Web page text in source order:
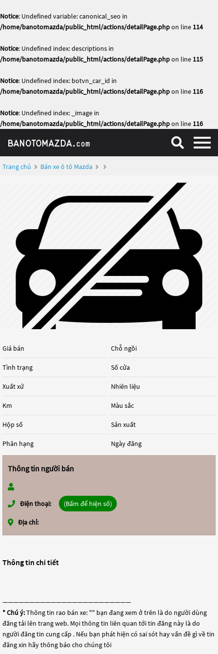
Notice: Undefined variable: canonical_seo in
/home/banotomazda/public_html/actions/detailPage.phpon line 114
Notice: Undefined index: descriptions in
/home/banotomazda/public_html/actions/detailPage.phpon line 115
Notice: Undefined index: botvn_car_id in
/home/banotomazda/public_html/actions/detailPage.phpon line 116
Notice: Undefined index: _image in
/home/banotomazda/public_html/actions/detailPage.phpon line 116
Trang chủ Bán xe ô tô Mazda
Giá bán
Tình trạng
Xuất xứ
Km
Hộp số
Phân hạng
Chỗ ngồi
Số cửa
Nhiên liệu
Màu sắc
Sản xuất
Ngày đăng
Thông tin người bán
Điện thoại: (Bấm để hiện số)
Địa chỉ:
Thông tin chi tiết
————————————————————————
* Chú ý:Thông tin rao bán xe: "" bạn đang xem ở trên là do người dùng
đăng tải lên trang web. Mọi thông tin liên quan tới tin đăng này là do
người đăng tin cung cấp . Nếu bạn phát hiện có sai sót hay vấn đề gì về tin
đăng xin hãy thông báo cho chúng tôi